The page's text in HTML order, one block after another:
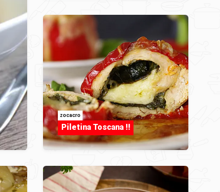
zocacro
Piletina Toscana !!